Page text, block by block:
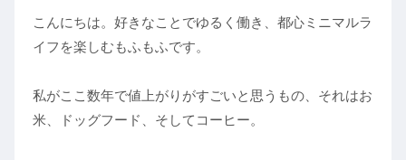
こんにちは。好きなことでゆるく働き、都心ミニマルラ
イフを楽しむもふもふです。
私がここ数年で値上がりがすごいと思うもの、それはお
米、ドッグフード、そしてコーヒー。